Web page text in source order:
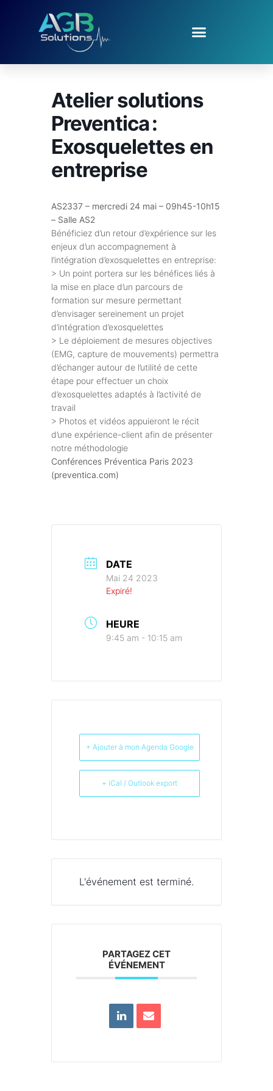
Atelier solutions
Preventica :
Exosquelettes en
entreprise
AS2337 – mercredi 24 mai – 09h45-10h15
– Salle AS2
Bénéficiez d’un retour d’expérience sur les
enjeux d’un accompagnement à
l’intégration d’exosquelettes en entreprise:
> Un point portera sur les bénéfices liés à
la mise en place d’un parcours de
formation sur mesure permettant
d’envisager sereinement un projet
d’intégration d’exosquelettes
> Le déploiement de mesures objectives
(EMG, capture de mouvements) permettra
d’échanger autour de l’utilité de cette
étape pour effectuer un choix
d’exosquelettes adaptés à l’activité de
travail
> Photos et vidéos appuieront le récit
d’une expérience-client afin de présenter
notre méthodologie
Conférences Préventica Paris 2023
(preventica.com)
DATE
Mai 24 2023
Expiré!
HEURE
9:45 am - 10:15 am
+ Ajouter à mon Agenda Google
+ iCal / Outlook export
L'événement est terminé.
PARTAGEZ CET
ÉVÉNEMENT